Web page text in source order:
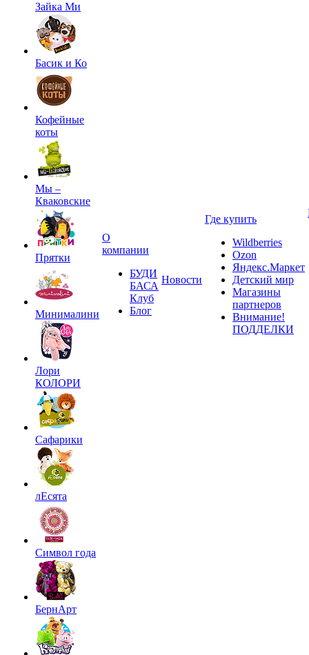
Зайка Ми
Басик и Ко
Кофейные
коты
Мы –
Кваковские
Прятки
Минималини
Лори
КОЛОРИ
Сафарики
лЕсята
Символ года
БернАрт
О
компании
БУДИ
БАСА
Клуб
Блог
Новости
Где купить
Wildberries
Ozon
Яндекс.Маркет
Детский мир
Магазины
партнеров
Внимание!
ПОДДЕЛКИ